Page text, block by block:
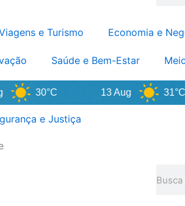
e Turismo Economia e
Saúde e Bem-Estar
30°C 13 Aug 31°C
e Justiça